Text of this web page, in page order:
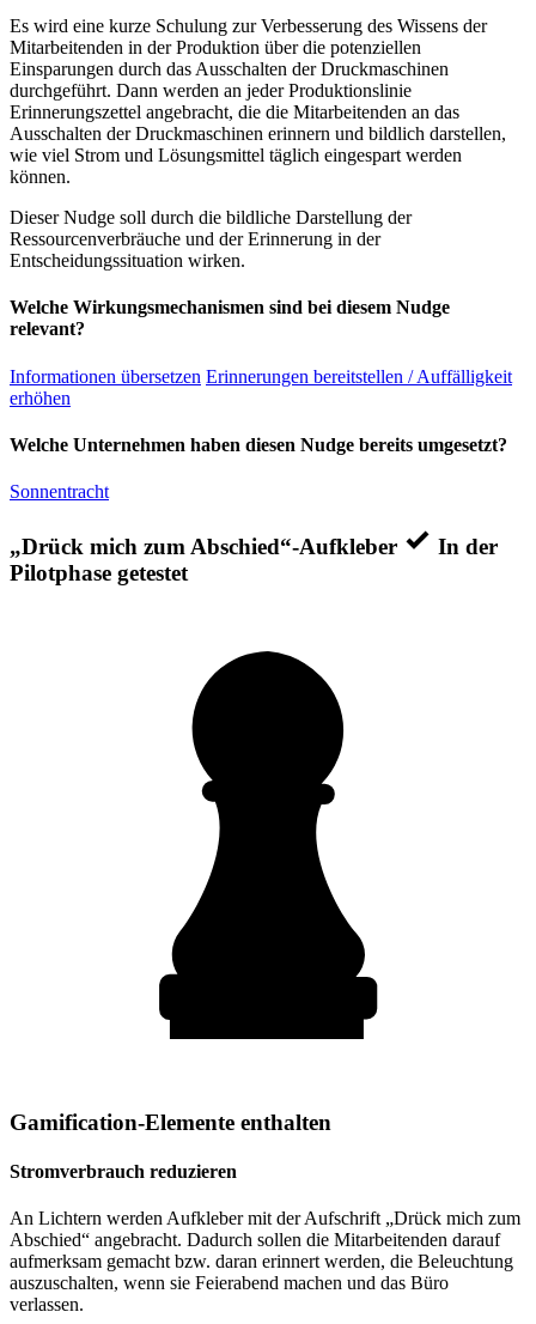
Es wird eine kurze Schulung zur Verbesserung des Wissens der
Mitarbeitenden in der Produktion über die potenziellen
Einsparungen durch das Ausschalten der Druckmaschinen
durchgeführt. Dann werden an jeder Produktionslinie
Erinnerungszettel angebracht, die die Mitarbeitenden an das
Ausschalten der Druckmaschinen erinnern und bildlich darstellen,
wie viel Strom und Lösungsmittel täglich eingespart werden
können.
Dieser Nudge soll durch die bildliche Darstellung der
Ressourcenverbräuche und der Erinnerung in der
Entscheidungssituation wirken.
Welche Wirkungsmechanismen sind bei diesem Nudge
relevant?
Informationen übersetzen Erinnerungen bereitstellen / Auffälligkeit
erhöhen
Welche Unternehmen haben diesen Nudge bereits umgesetzt?
Sonnentracht
„Drück mich zum Abschied“-Aufkleber
In der
Pilotphase getestet
Gamification-Elemente enthalten
Stromverbrauch reduzieren
An Lichtern werden Aufkleber mit der Aufschrift „Drück mich zum
Abschied“ angebracht. Dadurch sollen die Mitarbeitenden darauf
aufmerksam gemacht bzw. daran erinnert werden, die Beleuchtung
auszuschalten, wenn sie Feierabend machen und das Büro
verlassen.